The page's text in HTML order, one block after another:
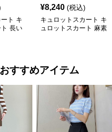
ト キ
長い
¥8,240 (税込)
キュロットスカート キ
ュロットスカート 麻素
すすめアイテム